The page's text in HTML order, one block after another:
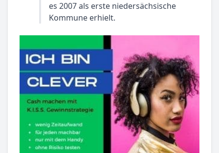
es 2007 als erste niedersächsische
Kommune erhielt.